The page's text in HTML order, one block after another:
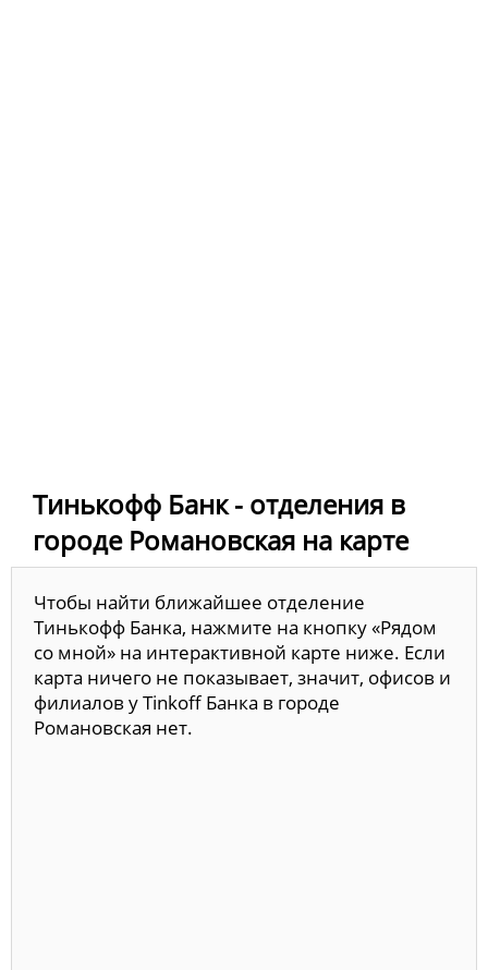
Тинькофф Банк - отделения в
городе Романовская на карте
Чтобы найти ближайшее отделение
Тинькофф Банка, нажмите на кнопку «Рядом
со мной» на интерактивной карте ниже. Если
карта ничего не показывает, значит, офисов и
филиалов у Tinkoff Банка в городе
Романовская нет.